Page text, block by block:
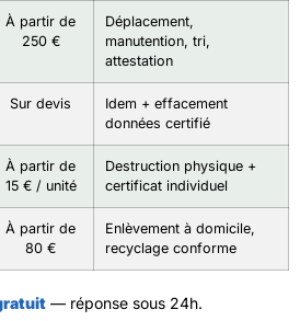
À partir de
250 €
Déplacement,
manutention, tri,
attestation
Sur devis
Idem + effacement
données certifié
À partir de
15 € / unité
Destruction physique +
certificat individuel
À partir de
80 €
Enlèvement à domicile,
recyclage conforme
— réponse sous 24h.